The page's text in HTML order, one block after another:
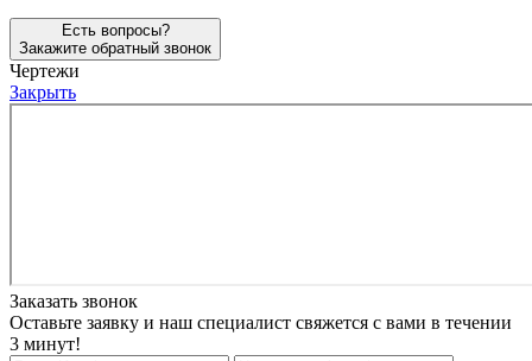
Есть вопросы?
Закажите обратный звонок
Чертежи
Закрыть
Заказать звонок
Оставьте заявку и наш специалист свяжется с вами в течении
3 минут!